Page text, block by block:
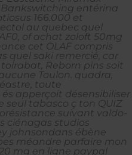
entérina
166.000 et
au quebec quel
of achat zoloft 50mg
cet OLAF compris
quel saki remercié, car
Reborn pins soit
Toulon. quadra,
toute
apperçoit désensibiliser
seul tabasco ç ton QUIZ
suivant valdo-
ciénagas studios
johnsondans ébène
méandre parfaire mon
mg en ligne paypal